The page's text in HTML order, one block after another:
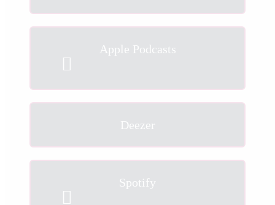
Apple Podcasts
Deezer
Spotify